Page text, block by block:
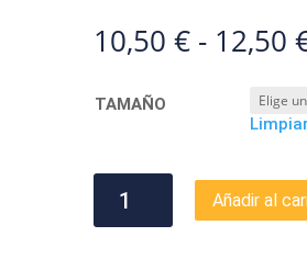
10,50 € - 12,50
TAMAÑO
Limpiar
SHAD
Añadir al